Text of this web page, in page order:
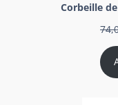
Corbeille